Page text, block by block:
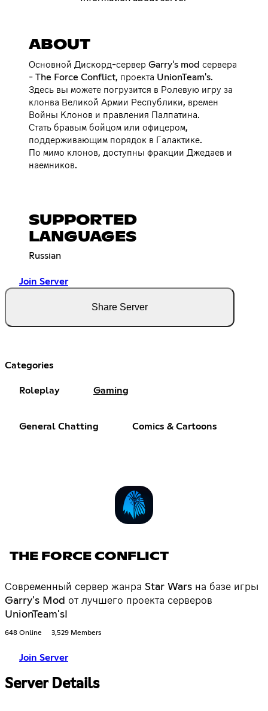
ABOUT
Основной Дискорд-сервер Garry's mod сервера
- The Force Conflict, проекта UnionTeam's.
Здесь вы можете погрузится в Ролевую игру за
клонва Великой Армии Республики, времен
Войны Клонов и правления Палпатина.
Стать бравым бойцом или офицером,
поддерживающим порядок в Галактике.
По мимо клонов, доступны фракции Джедаев и
наемников.
SUPPORTED
LANGUAGES
Russian
Join Server
Share Server
Categories
Roleplay Gaming
General Chatting Comics & Cartoons
THE FORCE CONFLICT
Современный сервер жанра Star Wars на базе игры
Garry's Mod от лучшего проекта серверов
UnionTeam's!
648 Online 3,529 Members
Join Server
Server Details